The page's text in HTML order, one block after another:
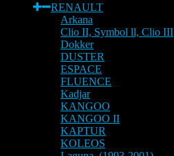
RENAULT
Arkana
Clio II, Symbol ll, Clio III
Dokker
DUSTER
ESPACE
FLUENCE
Kadjar
KANGOO
KANGOO II
KAPTUR
KOLEOS